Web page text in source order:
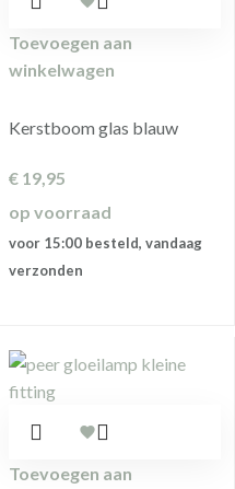
Toevoegen aan
winkelwagen
Kerstboom glas blauw
€ 19,95
op voorraad
voor 15:00 besteld, vandaag
verzonden
Toevoegen aan